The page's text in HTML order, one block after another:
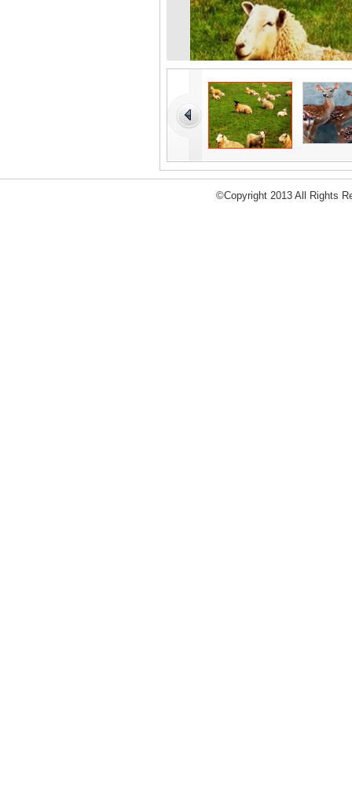
©Copyright 2013 All Rights